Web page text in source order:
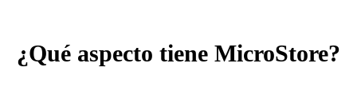
¿Qué aspecto tiene MicroStore?